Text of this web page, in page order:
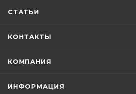
СТАТЬИ
КОНТАКТЫ
КОМПАНИЯ
ИНФОРМАЦИЯ